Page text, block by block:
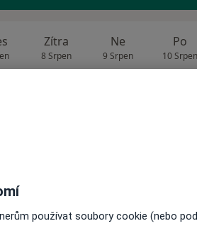
Zítra
8 Srpen
Ne
9 Srpen
Po
10 Srpen
používat soubory cookie (nebo